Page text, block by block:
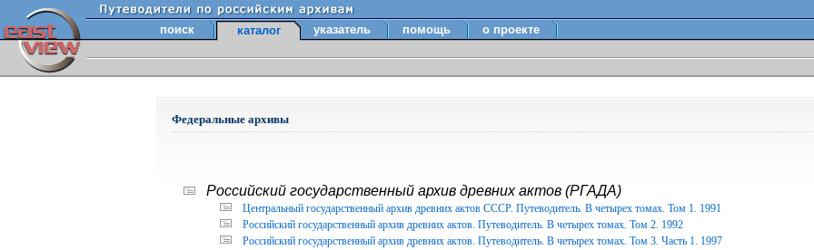
поиск каталог указатель помощь о проекте
Федеральные архивы
Российский государственный архив древних актов (РГАДА)
Центральный государственный архив древних актов СССР. Путеводитель. В четырех томах. Том 1. 1991
Российский государственный архив древних актов. Путеводитель. В четырех томах. Том 2. 1992
Российский государственный архив древних актов. Путеводитель. В четырех томах. Том 3. Часть 1. 1997